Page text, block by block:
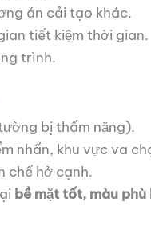
án cải tạo khác.
tiết kiệm thời gian.
trình.
bị thấm nặng).
nhấn, khu vực va
chế hở cạnh.
bề mặt tốt, màu phù